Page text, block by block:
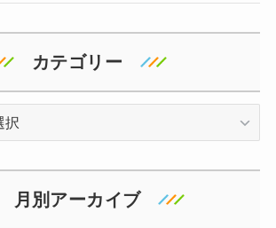
カテゴリー
月別アーカイブ